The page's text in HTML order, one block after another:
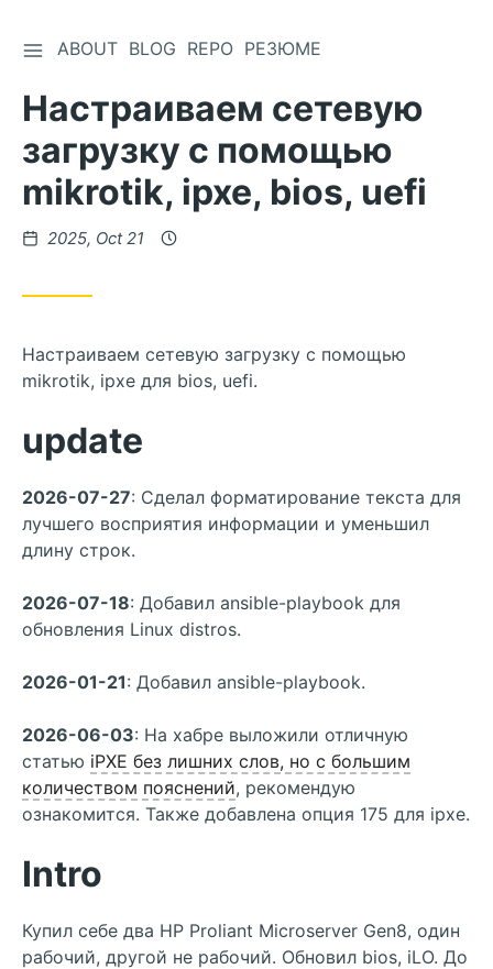
ABOUT BLOG REPO РЕЗЮМЕ
Настраиваем сетевую
загрузку с помощью
mikrotik, ipxe, bios, uefi
2025, Oct 21
Настраиваем сетевую загрузку с помощью
mikrotik, ipxe для bios, uefi.
update
2026-07-27: Сделал форматирование текста для
лучшего восприятия информации и уменьшил
длину строк.
2026-07-18: Добавил ansible-playbook для
обновления Linux distros.
2026-01-21: Добавил ansible-playbook.
2026-06-03: На хабре выложили отличную
статью iPXE без лишних слов, но с большим
количеством пояснений, рекомендую
ознакомится. Также добавлена опция 175 для ipxe.
Intro
Купил себе два HP Proliant Microserver Gen8, один
рабочий, другой не рабочий. Обновил bios, iLO. До